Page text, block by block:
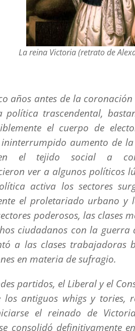
La reina Victoria (retrato de
años antes de la
política trascendental,
el cuerpo de
ininterrumpido aumento de
en el tejido social a
ver a algunos políticos
activa los sectores
el proletariado urbano y
poderosos, las clases
ciudadanos con la
a las clases trabajadoras
en materia de sufragio.
partidos, el Liberal y el
los antiguos whigsy tories,
el reinado de
consolidó definitivamente